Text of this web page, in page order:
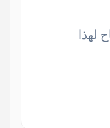
لهذا